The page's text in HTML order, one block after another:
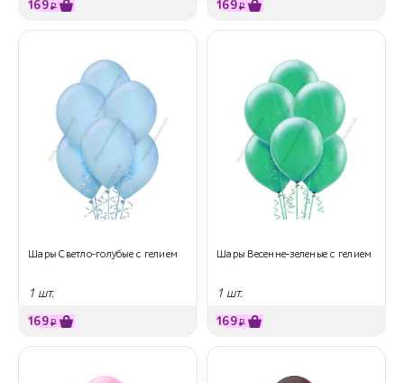
169₽ 169₽
Шары Светло-голубые с гелием
1 шт.
169₽
Шары Весенне-зеленые с гелием
1 шт.
169₽